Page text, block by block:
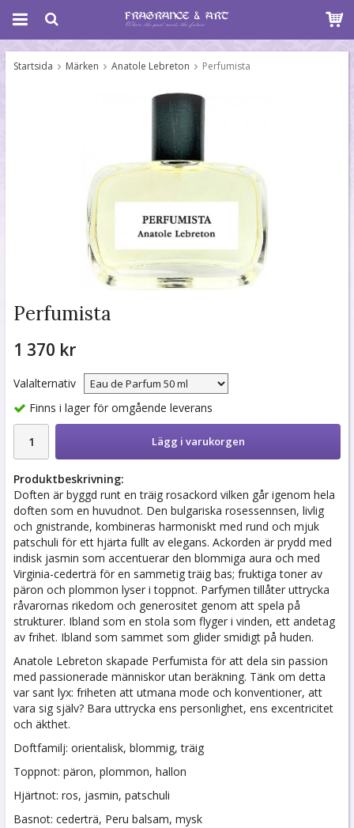
Startsida Märken Anatole Lebreton Perfumista
Perfumista
1 370 kr
Valalternativ
Finns i lager för omgående leverans
Lägg i varukorgen
Produktbeskrivning:
Doften är byggd runt en träig rosackord vilken går igenom hela
doften som en huvudnot. Den bulgariska rosessennsen, livlig
och gnistrande, kombineras harmoniskt med rund och mjuk
patschuli för ett hjärta fullt av elegans. Ackorden är prydd med
indisk jasmin som accentuerar den blommiga aura och med
Virginia-cederträ för en sammetig träig bas; fruktiga toner av
päron och plommon lyser i toppnot. Parfymen tillåter uttrycka
råvarornas rikedom och generositet genom att spela på
strukturer. Ibland som en stola som flyger i vinden, ett andetag
av frihet. Ibland som sammet som glider smidigt på huden.
Anatole Lebreton skapade Perfumista för att dela sin passion
med passionerade människor utan beräkning. Tänk om detta
var sant lyx: friheten att utmana mode och konventioner, att
vara sig själv? Bara uttrycka ens personlighet, ens excentricitet
och äkthet.
Doftfamilj: orientalisk, blommig, träig
Toppnot: päron, plommon, hallon
Hjärtnot: ros, jasmin, patschuli
Basnot: cederträ, Peru balsam, mysk